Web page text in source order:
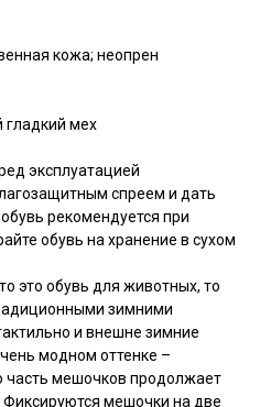
кожа; неопрен
гладкий мех
эксплуатацией
спреем и дать
рекомендуется при
обувь на хранение в сухом
это обувь для животных, то
зимними
и внешне зимние
модном оттенке –
мешочков продолжает
мешочки на две